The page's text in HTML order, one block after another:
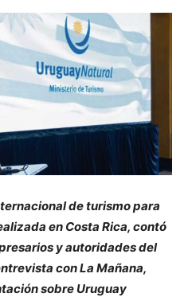
de turismo para
en Costa Rica, contó
y autoridades del
con La Mañana,
sobre Uruguay